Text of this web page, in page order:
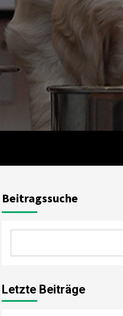
Beitragssuche
Letzte Beiträge